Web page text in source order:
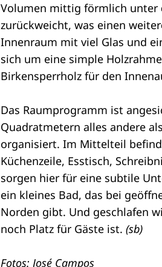
Volumen mittig förmlich unter
zurückweicht, was einen
Innenraum mit viel Glas und
sich um eine simple
Birkensperrholz für den
Das Raumprogramm ist
Quadratmetern alles andere
organisiert. Im Mittelteil
Küchenzeile, Esstisch,
sorgen hier für eine subtile
ein kleines Bad, das bei
Norden gibt. Und geschlafen
noch Platz für Gäste ist. (sb)
Fotos: José Campos